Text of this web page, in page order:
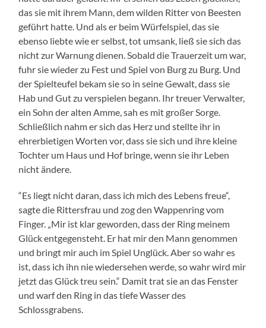
das sie mit ihrem Mann, dem wilden Ritter von Beesten
geführt hatte. Und als er beim Würfelspiel, das sie
ebenso liebte wie er selbst, tot umsank, ließ sie sich das
nicht zur Warnung dienen. Sobald die Trauerzeit um war,
fuhr sie wieder zu Fest und Spiel von Burg zu Burg. Und
der Spielteufel bekam sie so in seine Gewalt, dass sie
Hab und Gut zu verspielen begann. Ihr treuer Verwalter,
ein Sohn der alten Amme, sah es mit großer Sorge.
Schließlich nahm er sich das Herz und stellte ihr in
ehrerbietigen Worten vor, dass sie sich und ihre kleine
Tochter um Haus und Hof bringe, wenn sie ihr Leben
nicht ändere.
“Es liegt nicht daran, dass ich mich des Lebens freue“,
sagte die Rittersfrau und zog den Wappenring vom
Finger. „Mir ist klar geworden, dass der Ring meinem
Glück entgegensteht. Er hat mir den Mann genommen
und bringt mir auch im Spiel Unglück. Aber so wahr es
ist, dass ich ihn nie wiedersehen werde, so wahr wird mir
jetzt das Glück treu sein.“ Damit trat sie an das Fenster
und warf den Ring in das tiefe Wasser des
Schlossgrabens.